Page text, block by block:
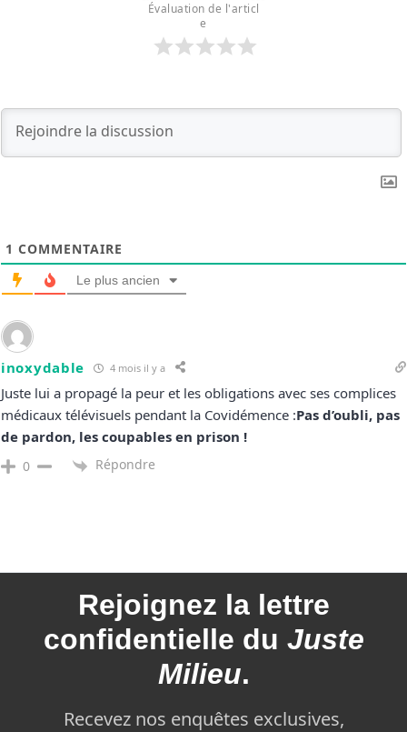
Évaluation de l'articl
e
1 COMMENTAIRE
Le plus ancien
inoxydable 4 mois il y a
Juste lui a propagé la peur et les obligations avec ses complices
médicaux télévisuels pendant la Covidémence :Pas d’oubli, pas
de pardon, les coupables en prison !
0 Répondre
Rejoignez la lettre
confidentielle du Juste
Milieu.
Recevez nos enquêtes exclusives,